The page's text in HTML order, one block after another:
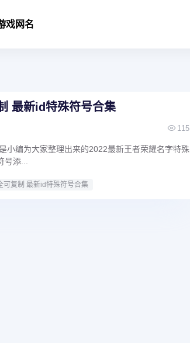
戏网名
最新id特殊符号合集
115
小编为大家整理出来的2022最新王者荣耀名字特殊
添...
可复制 最新id特殊符号合集